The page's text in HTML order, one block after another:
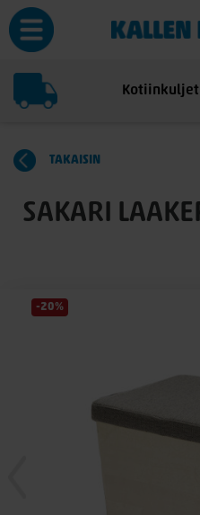
TAKAISIN
SAKARI
-20%